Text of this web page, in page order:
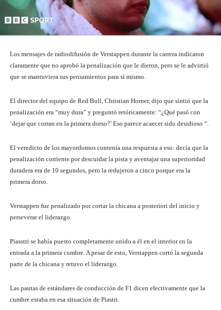
Los mensajes de radiodifusión de Verstappen durante la carrera indicaron
claramente que no aprobó la penalización que le dieron, pero se le advirtió
que se mantuviera sus pensamientos para sí mismo.
El director del equipo de Red Bull, Christian Horner, dijo que sintió que la
penalización era “muy dura” y preguntó retóricamente: “¿Qué pasó con
‘dejar que corran en la primera dorso?’ Eso parece acaecer sido desidioso “.
El veredicto de los mayordomos contenía una respuesta a eso: decía que la
penalización corriente por descuidar la pista y aventajar una superioridad
duradera era de 10 segundos, pero la redujeron a cinco porque era la
primera dorso.
Verstappen fue penalizado por cortar la chicana a posteriori del inicio y
perseverar el liderazgo.
Piasstri se había puesto completamente unido a él en el interior en la
entrada a la primera cumbre. A pesar de esto, Verstappen cortó la segunda
parte de la chicana y retuvo el liderazgo.
Las pautas de estándares de conducción de F1 dicen efectivamente que la
cumbre estaba en esa situación de Piastri.